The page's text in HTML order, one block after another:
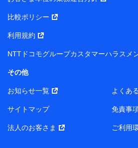
の個人データ
基本情報
性、連絡先、dポイントサービスのご
所、dポイント残高、dポイント利用履
当社または株式会社NTTドコモ・フィ
報。例として、当社または株式会社
履歴インターネット利用時の行動に関
比較ポリシー
利用規約
NTTドコモグループカスタマーハラスメ
その他
お知らせ一覧 よくあ
サイトマップ 免責事
法人のお客さま ご利用